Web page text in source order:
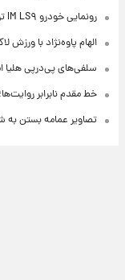
رونمایی خودرو IM LS۹ توسط نیکا موتور ، لوکس ترین شاسی بلند EREV در ایران
الهام پاوه‌نژاد با
سلفی‌های پی‌درپی هلیا
خط مقدم نابرابر
تصاویر عمامه بستن به